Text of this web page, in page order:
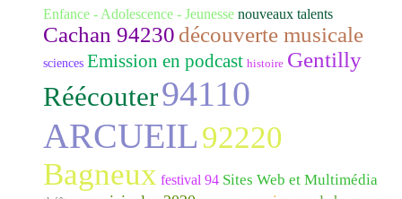
Enfance - Adolescence - Jeunesse nouveaux talents
Cachan 94230 découverte musicale
sciences Emission en podcast histoire Gentilly
Réécouter94110
ARCUEIL92220
Bagneux festival 94 Sites Web et Multimédia